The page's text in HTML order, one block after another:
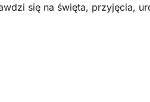
się na święta, przyjęcia,